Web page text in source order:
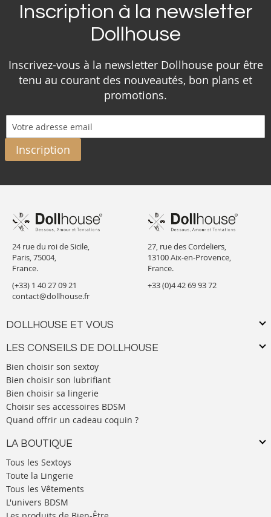
Inscription à la newsletter
Dollhouse
Inscrivez-vous à la newsletter Dollhouse pour être
tenu au courant des nouveautés, bon plans et
promotions.
Inscription
24 rue du roi de Sicile,
Paris, 75004,
France.
(+33) 1 40 27 09 21
contact@dollhouse.fr
DOLLHOUSE ET VOUS
LES CONSEILS DE DOLLHOUSE
Bien choisir son sextoy
Bien choisir son lubrifiant
Bien choisir sa lingerie
Choisir ses accessoires BDSM
Quand offrir un cadeau coquin ?
LA BOUTIQUE
Tous les Sextoys
Toute la Lingerie
Tous les Vêtements
L'univers BDSM
27, rue des Cordeliers,
13100 Aix-en-Provence,
France.
+33 (0)4 42 69 93 72